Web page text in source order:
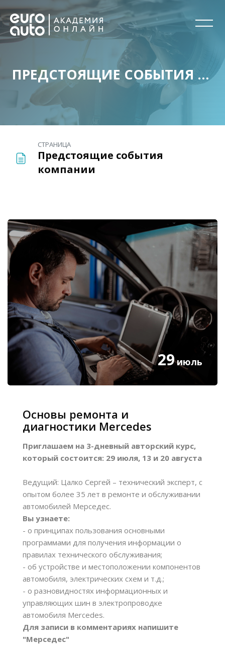
ПРЕДСТОЯЩИЕ СОБЫТИЯ КОМПАНИИ
СТРАНИЦА
Предстоящие события
компании
Пропустить [Cocoon] Избранное событие
29июль
Основы ремонта и
диагностики Mercedes
Приглашаем на 3-дневный авторский курс,
который состоится: 29 июля, 13 и 20 августа
Ведущий: Цалко Сергей – технический эксперт, с
опытом более 35 лет в ремонте и обслуживании
автомобилей Мерседес.
Вы узнаете:
- о принципах пользования основными
программами для получения информации о
правилах технического обслуживания;
- об устройстве и местоположении компонентов
автомобиля, электрических схем и т.д.;
- о разновидностях информационных и
управляющих шин в электропроводке
автомобиля Mercedes.
Для записи в комментариях напишите
"Мерседес"